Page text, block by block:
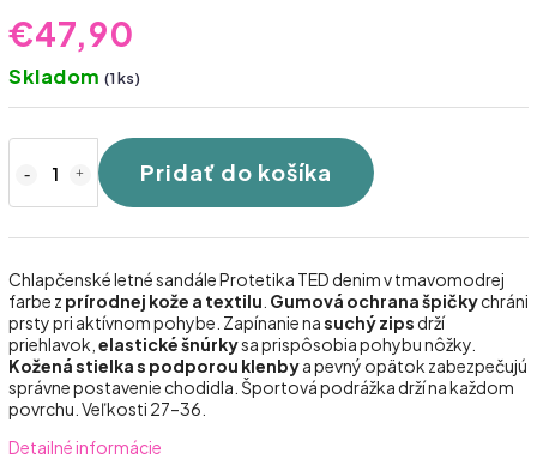
€47,90
Skladom (1 ks)
Pridať do košíka
Chlapčenské letné sandále Protetika TED denim v tmavomodrej
farbe z prírodnej kože a textilu Gumová ochrana špičkychráni
prsty pri aktívnom pohybe. Zapínanie nasuchý zipsdrží
priehlavok, elastické šnúrkysa prispôsobia pohybu nôžky.
Kožená stielka s podporou klenbya pevný opätok zabezpečujú
správne postavenie chodidla. Športová podrážka drží na každom
povrchu. Veľkosti 27–36.
Detailné informácie